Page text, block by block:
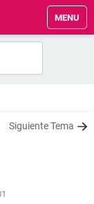
MENU
Siguiente Tema